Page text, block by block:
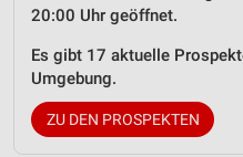
20:00 Uhr geöffnet.
Es gibt 17 aktuelle
Umgebung.
ZU DEN PROSPEKTEN